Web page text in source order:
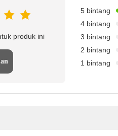
produk ini
5 bintang
4 bintang
3 bintang
2 bintang
1 bintang